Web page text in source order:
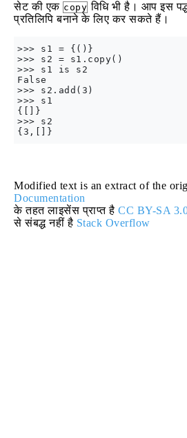
सेट की एक copy विधि भी है। आप इस
प्रतिलिपि बनाने के लिए कर सकते हैं।
>>> s1 = {()}
>>> s2 = s1.copy()
>>> s1 is s2
False
>>> s2.add(3)
>>> s1
{[]}
>>> s2
Modified text is an extract of the
Documentation
के तहत लाइसेंस प्राप्त है CC BY-SA
से संबद्ध नहीं है Stack Overflow